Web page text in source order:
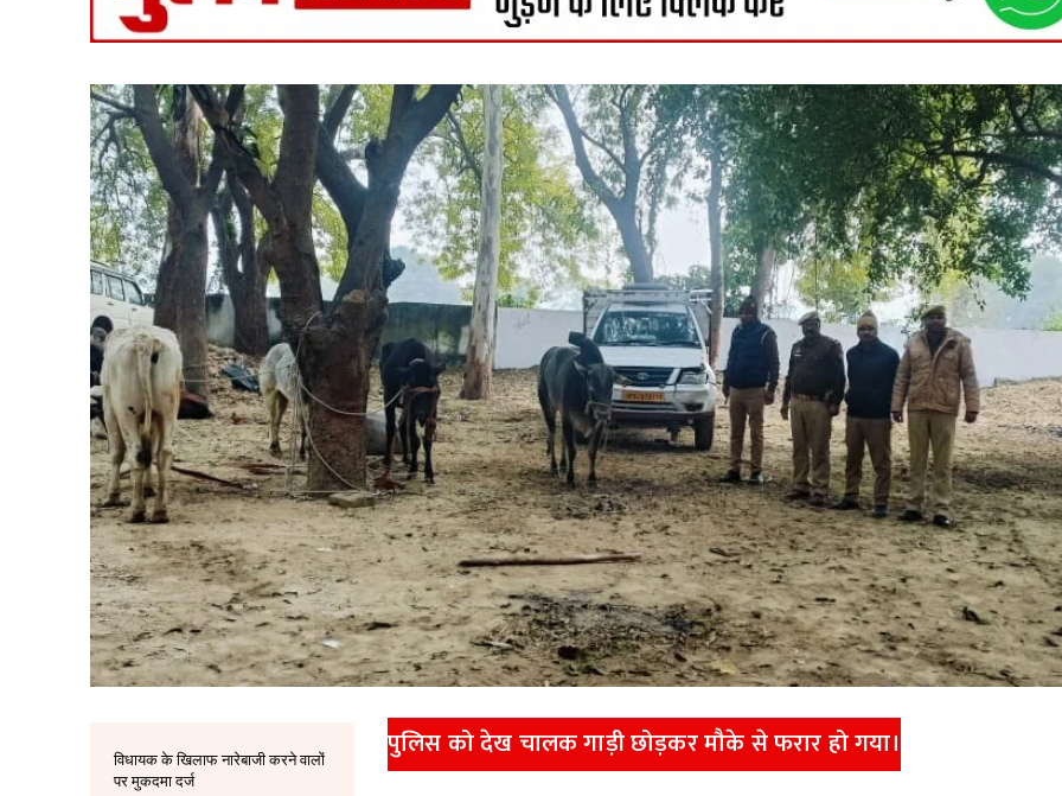
विधायक के खिलाफ नारेबाजी करने वालों
पर मुकदमा दर्ज
पुलिस को देख चालक गाड़ी छोड़कर मौके से फरार हो गया।